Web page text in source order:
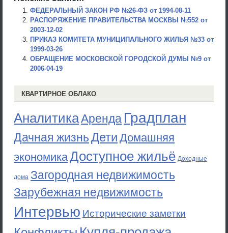
ФЕДЕРАЛЬНЫЙ ЗАКОН РФ №26-ФЗ от 1994-08-11
РАСПОРЯЖЕНИЕ ПРАВИТЕЛЬСТВА МОСКВЫ №552 от
2003-12-02
ПРИКАЗ КОМИТЕТА МУНИЦИПАЛЬНОГО ЖИЛЬЯ №33 от
1999-03-26
ОБРАЩЕНИЕ МОСКОВСКОЙ ГОРОДСКОЙ ДУМЫ №9 от
2006-04-19
КВАРТИРНОЕ ОБЛАКО
АналитикаАренда Градплан
Дачная жизньДети Домашняя
экономикаДоступное жильё Доходные
дома Загородная недвижимость
Зарубежная недвижимость
Интервью Исторические заметки